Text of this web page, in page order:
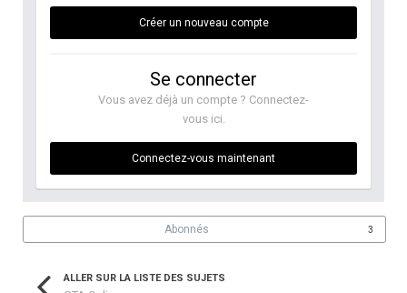
Créer un nouveau compte
Se connecter
Vous avez déjà un compte ? Connectez-
vous ici.
Connectez-vous maintenant
Abonnés 3
ALLER SUR LA LISTE DES SUJETS